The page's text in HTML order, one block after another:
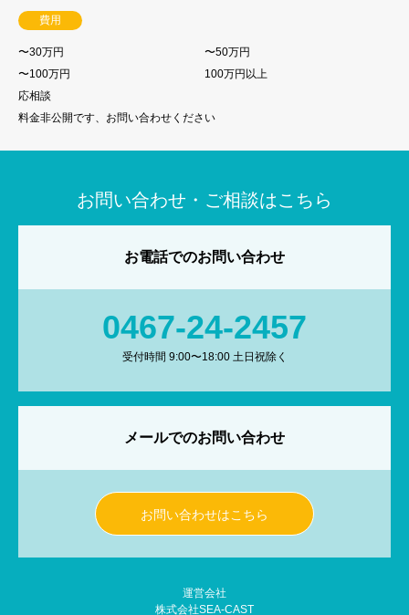
費用
〜30万円
〜50万円
〜100万円
100万円以上
応相談
料金非公開です、お問い合わせください
お問い合わせ・ご相談はこちら
お電話でのお問い合わせ
0467-24-2457
受付時間 9:00〜18:00 土日祝除く
メールでのお問い合わせ
お問い合わせはこちら
運営会社
株式会社SEA-CAST